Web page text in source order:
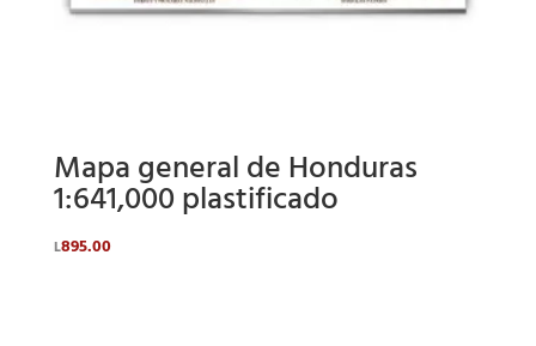
Mapa general de Honduras
1:641,000 plastificado
L895.00